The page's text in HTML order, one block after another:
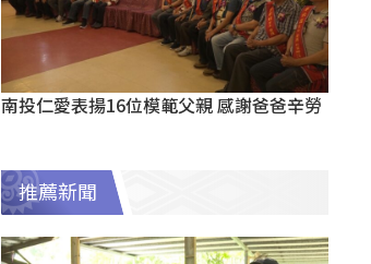
南投仁愛表揚16位模範父親 感謝爸爸辛勞
推薦新聞